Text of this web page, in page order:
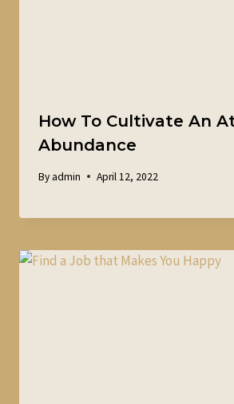
How To Cultivate An
Abundance
Byadmin April 12, 2022